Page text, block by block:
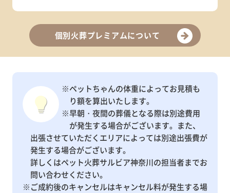
個別火葬プレミアムについて
※ペットちゃんの体重によってお見積も
り額を算出いたします。
※早朝・夜間の葬儀となる際は別途費用
が発生する場合がございます。また、
出張させていただくエリアによっては別途出張費が
発生する場合がございます。
詳しくはペット火葬サルビア神奈川の担当者までお
問い合わせください。
※ご成約後のキャンセルはキャンセル料が発生する場